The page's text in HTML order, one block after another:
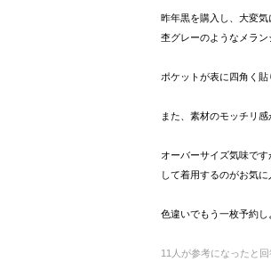
昨年黒を購入し、大変気
杢グレーのようなメラン
ポケットが表に四角く
また、素材のモッチリ
オーバーサイズ気味で
して着用するのがお気に
色違いでもう一枚予約し
11 人が参考になったと